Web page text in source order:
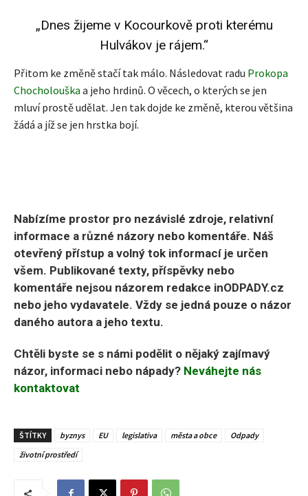
„Dnes žijeme v Kocourkově proti kterému
Hulvákov je rájem.“
Přitom ke změně stačí tak málo. Následovat radu Prokopa
Chocholouška a jeho hrdinů. O věcech, o kterých se jen
mluví prostě udělat. Jen tak dojde ke změně, kterou většina
žádá a jíž se jen hrstka bojí.
Nabízíme prostor pro nezávislé zdroje, relativní
informace a různé názory nebo komentáře. Náš
otevřený přístup a volný tok informací je určen
všem. Publikované texty, příspěvky nebo
komentáře nejsou názorem redakce inODPADY.cz
nebo jeho vydavatele. Vždy se jedná pouze o názor
daného autora a jeho textu.
Chtěli byste se s námi podělit o nějaký zajímavý
názor, informaci nebo nápady? Neváhejte nás
kontaktovat
ŠTÍTKY byznys EU legislativa města a obce
Odpady
životní prostředí